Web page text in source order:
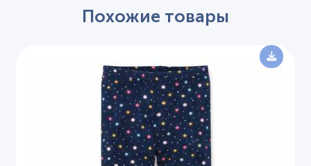
Похожие товары